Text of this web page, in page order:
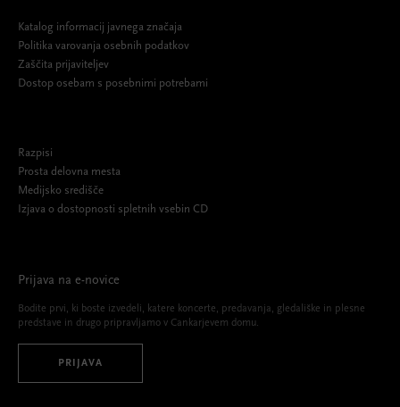
Katalog informacij javnega značaja
Politika varovanja osebnih podatkov
Zaščita prijaviteljev
Dostop osebam s posebnimi potrebami
Razpisi
Prosta delovna mesta
Medijsko središče
Izjava o dostopnosti spletnih vsebin CD
Prijava na e-novice
Bodite prvi, ki boste izvedeli, katere koncerte, predavanja, gledališke in plesne
predstave in drugo pripravljamo v Cankarjevem domu.
PRIJAVA